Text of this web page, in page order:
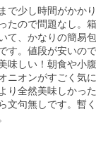
で少し時間がかか
たので問題なし。
て、かなりの簡易
す。値段が安いの
味しい！朝食や小
ニオンがすごく気
り全然美味しかっ
文句無しです。暫